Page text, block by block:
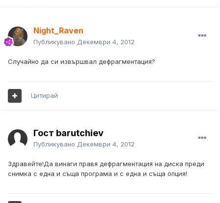
Night_Raven
Публикувано Декември 4, 2012
Случайно да си извършвал дефрагментация?
Цитирай
Гост barutchiev
Публикувано Декември 4, 2012
Здравейте!Да винаги правя дефрагментация на диска преди
снимка с една и съща програма и с една и съща опция!